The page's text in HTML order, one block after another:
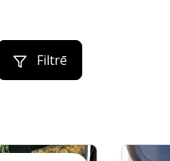
Filtrē